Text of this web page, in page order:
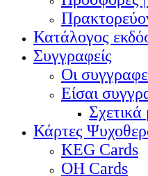
Κατάλογος
Συγγραφείς
Οι
Είσαι
Σχετικά
Κάρτες
KEG Cards
OH Cards